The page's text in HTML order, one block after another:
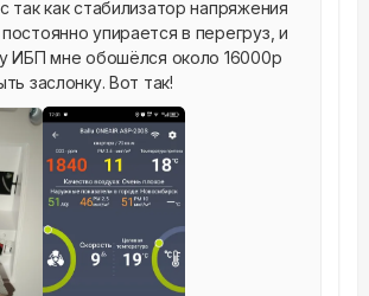
так как стабилизатор напряжения
упирается в перегруз, и
ИБП мне обошёлся около 16000р
заслонку. Вот так!